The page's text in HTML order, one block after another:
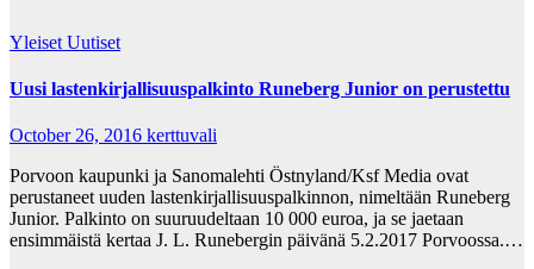
Yleiset Uutiset
Uusi lastenkirjallisuuspalkinto Runeberg Junior on perustettu
October 26, 2016 kerttuvali
Porvoon kaupunki ja Sanomalehti Östnyland/Ksf Media ovat
perustaneet uuden lastenkirjallisuuspalkinnon, nimeltään Runeberg
Junior. Palkinto on suuruudeltaan 10 000 euroa, ja se jaetaan
ensimmäistä kertaa J. L. Runebergin päivänä 5.2.2017 Porvoossa.…